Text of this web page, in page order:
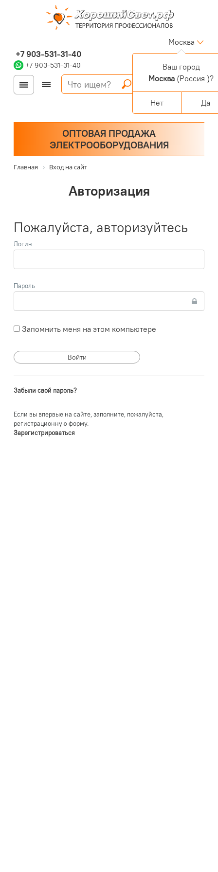
+7 903-531-31-40
+7 903-531-31-40
Москва
Войти
Регистрация
Корзина
0 позиций
Персональный раздел
ОПТОВАЯ ПРОДАЖА
ЭЛЕКТРООБОРУДОВАНИЯ
Главная Вход на сайт
Авторизация
Пожалуйста, авторизуйтесь
Логин
Пароль
Запомнить меня на этом компьютере
Забыли свой пароль?
Если вы впервые на сайте, заполните, пожалуйста,
регистрационную форму.
Зарегистрироваться
Ваш город
Москва (Россия )?
Нет Да